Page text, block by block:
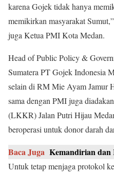
karena Gojek tidak hanya
memikirkan masyarakat
juga Ketua PMI Kota Medan.
Head of Public Policy &
Sumatera PT Gojek Indonesia
selain di RM Mie Ayam Jamur
sama dengan PMI juga
(LKKR) Jalan Putri Hijau
beroperasi untuk donor darah
Baca Juga Kemandirian dan
Untuk tetap menjaga protokol